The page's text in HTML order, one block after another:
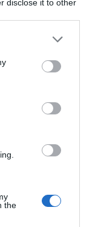
disclose it to other
the
de 8.000 a
de activos,
económico
más
de actualidad.